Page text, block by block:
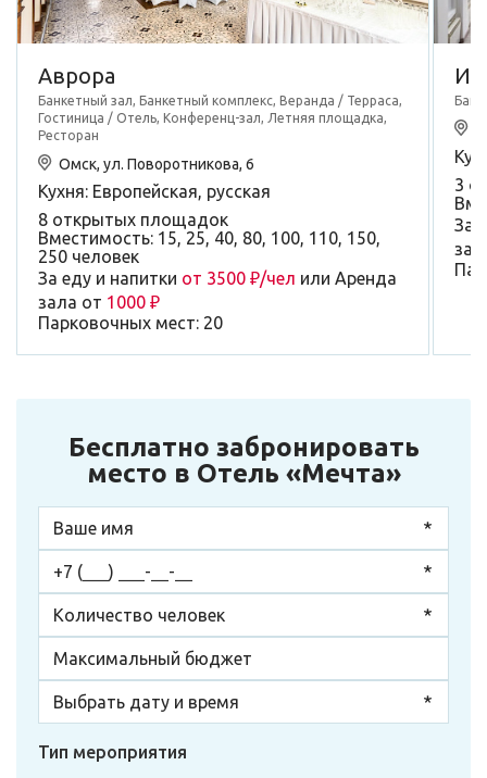
Аврора
Банкетный зал, Банкетный комплекс, Веранда / Терраса,
Гостиница / Отель, Конференц-зал, Летняя площадка,
Ресторан
Омск, ул. Поворотникова, 6
Кухня: Европейская, русская
8 открытых площадок
Вместимость: 15, 25, 40, 80, 100, 110, 150,
250 человек
За еду и напитки от 3500 ₽/чел или Аренда
зала от 1000 ₽
Парковочных мест: 20
3
За
Бесплатно забронировать
место в Отель «Мечта»
Тип мероприятия